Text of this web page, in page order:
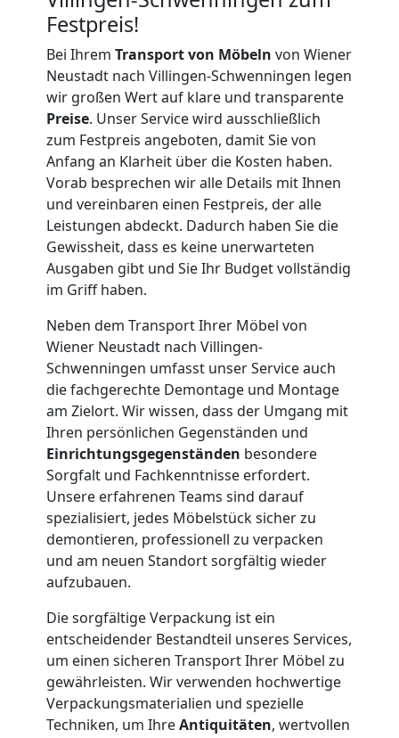
Festpreis!
Bei Ihrem Transport von Möbeln von Wiener
Neustadt nach Villingen-Schwenningen legen
wir großen Wert auf klare und transparente
Preise. Unser Service wird ausschließlich
zum Festpreis angeboten, damit Sie von
Anfang an Klarheit über die Kosten haben.
Vorab besprechen wir alle Details mit Ihnen
und vereinbaren einen Festpreis, der alle
Leistungen abdeckt. Dadurch haben Sie die
Gewissheit, dass es keine unerwarteten
Ausgaben gibt und Sie Ihr Budget vollständig
im Griff haben.
Neben dem Transport Ihrer Möbel von
Wiener Neustadt nach Villingen-
Schwenningen umfasst unser Service auch
die fachgerechte Demontage und Montage
am Zielort. Wir wissen, dass der Umgang mit
Ihren persönlichen Gegenständen und
Einrichtungsgegenständen besondere
Sorgfalt und Fachkenntnisse erfordert.
Unsere erfahrenen Teams sind darauf
spezialisiert, jedes Möbelstück sicher zu
demontieren, professionell zu verpacken
und am neuen Standort sorgfältig wieder
aufzubauen.
Die sorgfältige Verpackung ist ein
entscheidender Bestandteil unseres Services,
um einen sicheren Transport Ihrer Möbel zu
gewährleisten. Wir verwenden hochwertige
Verpackungsmaterialien und spezielle
Techniken, um IhreAntiquitäten, wertvollen
für
Senioren
Wiener
Neustadt
Fernumzug
Wiener
Neustadt
Firmenumzug
Wiener
Neustadt
Büroumzug
Wiener
Neustadt